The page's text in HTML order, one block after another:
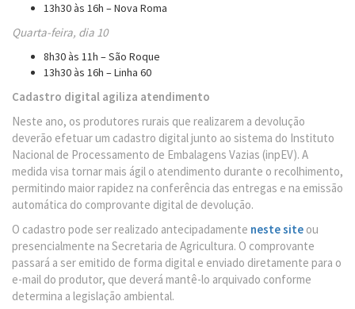
13h30 às 16h – Nova Roma
Quarta-feira, dia 10
8h30 às 11h – São Roque
13h30 às 16h – Linha 60
Cadastro digital agiliza atendimento
Neste ano, os produtores rurais que realizarem a devolução
deverão efetuar um cadastro digital junto ao sistema do Instituto
Nacional de Processamento de Embalagens Vazias (inpEV). A
medida visa tornar mais ágil o atendimento durante o recolhimento,
permitindo maior rapidez na conferência das entregas e na emissão
automática do comprovante digital de devolução.
O cadastro pode ser realizado antecipadamente neste site ou
presencialmente na Secretaria de Agricultura. O comprovante
passará a ser emitido de forma digital e enviado diretamente para o
e-mail do produtor, que deverá mantê-lo arquivado conforme
determina a legislação ambiental.